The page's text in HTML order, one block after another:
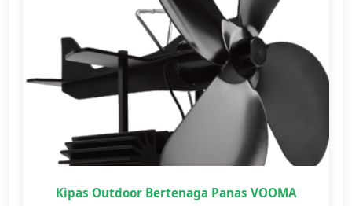
Kipas Outdoor Bertenaga Panas VOOMA